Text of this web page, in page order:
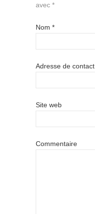
avec *
Nom *
Adresse de contact
Site web
Commentaire